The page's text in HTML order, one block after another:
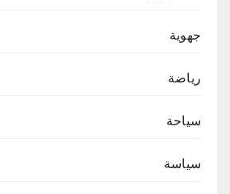
جهوية
رياضة
سياحة
سياسة